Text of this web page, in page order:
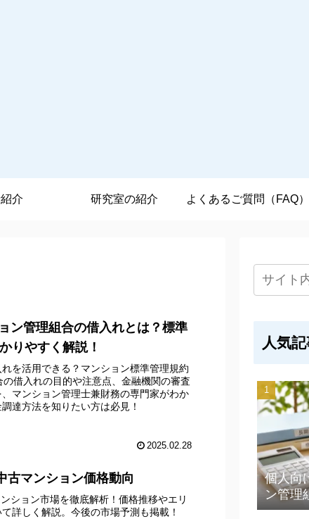
介 研究室の紹介 よくあるご質問（FAQ）
ン管理組合の借入れとは？標準
りやすく解説！
を活用できる？マンション標準管理規約
借入れの目的や注意点、金融機関の審査
マンション管理士兼財務の専門家がわか
達方法を知りたい方は必見！
2025.02.28
古マンション価格動向
ション市場を徹底解析！価格推移やエリ
詳しく解説。今後の市場予測も掲載！
人気
個人向
ン管理
金運用